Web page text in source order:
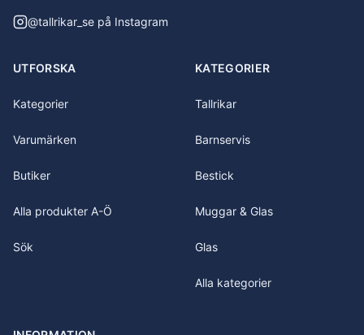
@tallrikar_se på Instagram
UTFORSKA
Kategorier
Varumärken
Butiker
Alla produkter A-Ö
Sök
KATEGORIER
Tallrikar
Barnservis
Bestick
Muggar & Glas
Glas
Alla kategorier